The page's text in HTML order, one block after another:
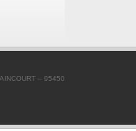
– 95450